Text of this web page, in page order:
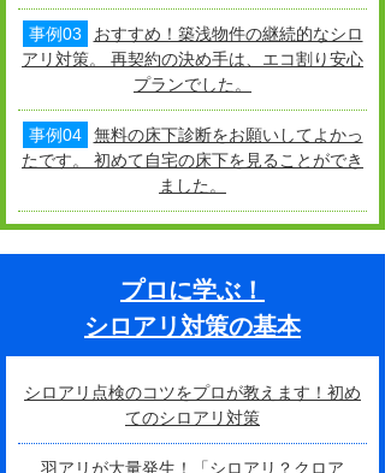
事例03
おすすめ！築浅物件の継続的なシロ
アリ対策。 再契約の決め手は、エコ割り安心
プランでした。
事例04
無料の床下診断をお願いしてよかっ
たです。 初めて自宅の床下を見ることができ
ました。
プロに学ぶ！
シロアリ対策の基本
シロアリ点検のコツをプロが教えます！初め
てのシロアリ対策
羽アリが大量発生！「シロアリ？クロア